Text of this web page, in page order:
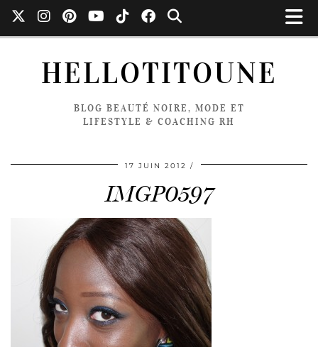
HELLOTITOUNE
BLOG BEAUTÉ NOIRE, MODE ET
LIFESTYLE & COACHING RH
17 JUIN 2012
IMGP0597